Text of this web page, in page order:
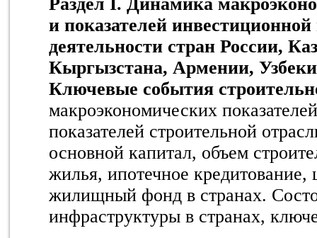
Раздел I. Динамика
и показателей
деятельности стран России,
Кыргызстана, Армении,
Ключевые события
макроэкономических
показателей строительной
основной капитал, объем
жилья, ипотечное
жилищный фонд в странах.
инфраструктуры в странах,